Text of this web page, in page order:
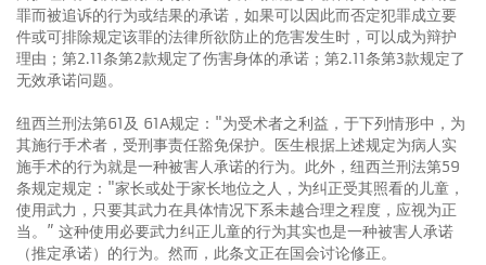
罪而被追诉的行为或结果的承诺，如果可以因此而否定犯罪成立要
件或可排除规定该罪的法律所欲防止的危害发生时，可以成为辩护
理由；第2.11条第2款规定了伤害身体的承诺；第2.11条第3款规定了
无效承诺问题。
纽西兰刑法第61及 61A规定："为受术者之利益，于下列情形中，为
其施行手术者，受刑事责任豁免保护。医生根据上述规定为病人实
施手术的行为就是一种被害人承诺的行为。此外，纽西兰刑法第59
条规定规定："家长或处于家长地位之人，为纠正受其照看的儿童，
使用武力，只要其武力在具体情况下系未越合理之程度，应视为正
当。” 这种使用必要武力纠正儿童的行为其实也是一种被害人承诺
（推定承诺）的行为。然而，此条文正在国会讨论修正。